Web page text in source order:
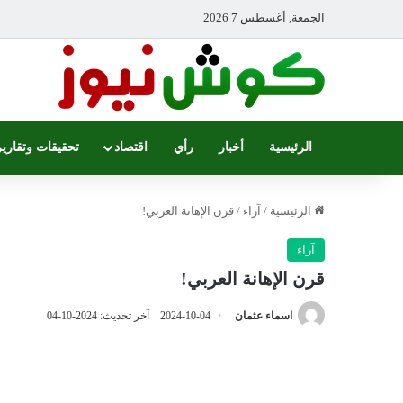
الجمعة, أغسطس 7 2026
الرئيسية أخبار رأي اقتصاد تحقيقات وتقارير
الرئيسية / آراء / قرن الإهانة العربي!
آراء
قرن الإهانة العربي!
اسماء عثمان 2024-10-04 آخر تحديث: 2024-10-04